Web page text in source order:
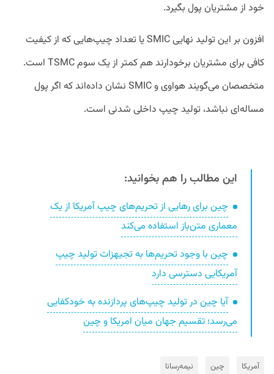
خود از مشتریان پول بگیرد.
افزون بر این تولید نهایی SMIC یا تعداد چیپ‌هایی که از کیفیت
کافی برای مشتریان برخودارند هم کمتر از یک سوم TSMC است.
متخصصان می‌گویند هواوی و SMIC نشان داده‌اند که اگر پول
مساله‌ای نباشد، تولید چیپ داخلی شدنی است.
این مطالب را هم بخوانید:
چین برای رهایی از تحریم‌های چیپ آمریکا از یک
معماری متن‌باز استفاده می‌کند
چین با وجود تحریم‌ها به تجیهزات تولید چیپ
آمریکایی دسترسی دارد
آیا چین در تولید چیپ‌های پردازنده به خودکفایی
می‌رسد؛ تقسیم جهان میان امریکا و چین
آمریکا چین نیمه‌رسانا